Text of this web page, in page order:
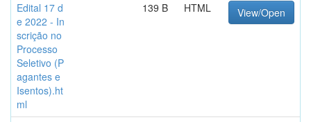
Edital 17 d
e 2022 - In
scrição no
Processo
Seletivo (P
agantes e
Isentos).ht
ml
139 B HTML View/Open